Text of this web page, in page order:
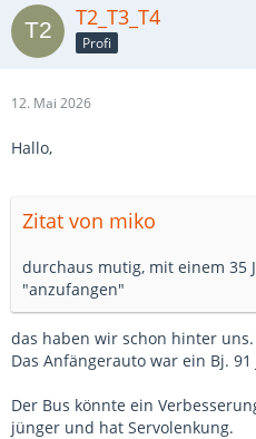
T2_T3_T4
Profi
12. Mai 2026
Hallo,
Zitat von miko
durchaus mutig, mit einem 35
"anzufangen"
das haben wir schon hinter uns.
Das Anfängerauto war ein Bj. 91
Der Bus könnte ein
jünger und hat Servolenkung.